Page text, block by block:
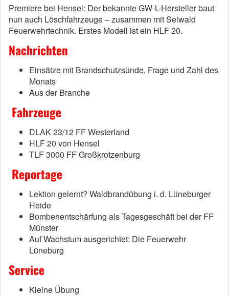
Premiere bei Hensel: Der bekannte GW-L-Hersteller baut
nun auch Löschfahrzeuge – zusammen mit Seiwald
Feuerwehrtechnik. Erstes Modell ist ein HLF 20.
Nachrichten
Einsätze mit Brandschutzsünde, Frage und Zahl des
Monats
Aus der Branche
Fahrzeuge
DLAK 23/12 FF Westerland
HLF 20 von Hensel
TLF 3000 FF Großkrotzenburg
Reportage
Lektion gelernt? Waldbrandübung i. d. Lüneburger
Heide
Bombenentschärfung als Tagesgeschäft bei der FF
Münster
Auf Wachstum ausgerichtet: Die Feuerwehr
Lüneburg
Service
Kleine Übung